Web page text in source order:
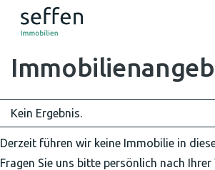
Kein Ergebnis.
Derzeit führen wir keine Immobilie in
Fragen Sie uns bitte persönlich nach